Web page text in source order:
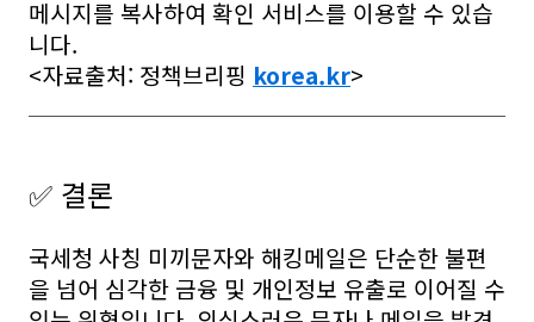
메시지를 복사하여 확인 서비스를 이용할 수 있습
니다.
<자료출처: 정책브리핑 korea.kr>
✅ 결론
국세청 사칭 미끼문자와 해킹메일은 단순한 불편
을 넘어 심각한 금융 및 개인정보 유출로 이어질 수